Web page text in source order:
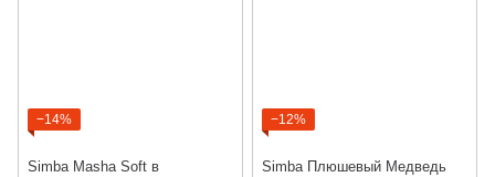
−14%
Simba Masha Soft в
−12%
Simba Плюшевый Медведь